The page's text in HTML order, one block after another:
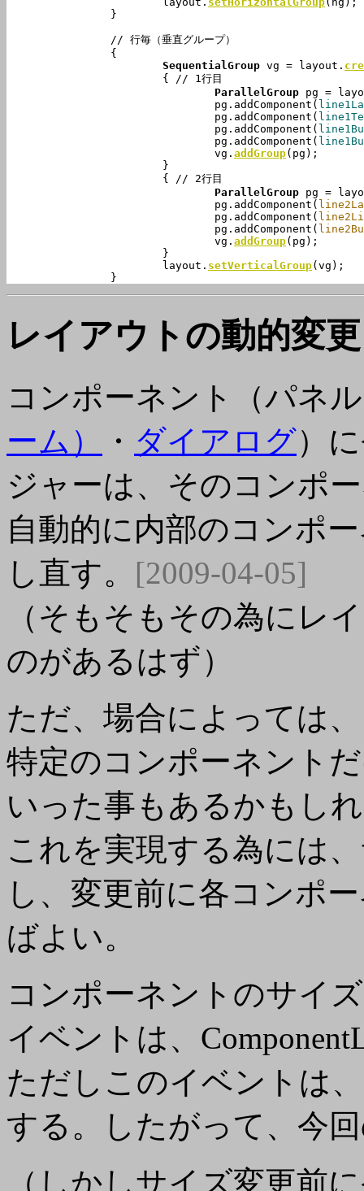
SequentialGroup vg = layout.
ParallelGroup pg =
				pg.addComponent(
				pg.addComponent(
				pg.addComponent(
				pg.addComponent(
				vg.
addGroup(pg);
ParallelGroup pg =
				pg.addComponent(
				pg.addComponent(
				pg.addComponent(
				vg.
addGroup(pg);
			layout.
setVerticalGroup(vg);
		}
レイアウトの動的変更
コンポーネント（パネ
ーム）
・ ダイアログ）
ジャーは、そのコンポ
自動的に内部のコンポ
し直す。 [2009-04-05]
（そもそもその為にレ
のがあるはず）
ただ、場合によっては
特定のコンポーネント
いった事もあるかもし
これを実現する為には
し、変更前に各コンポ
ばよい。
コンポーネントのサイ
イベントは、
ただしこのイベントは
する。したがって、今
（しかしサイズ変更前